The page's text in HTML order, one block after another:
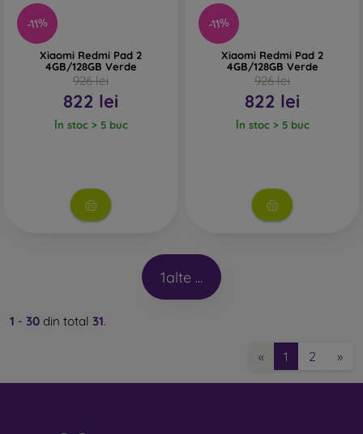
-11%
Xiaomi Redmi Pad 2
4GB/128GB Verde
926 lei
822 lei
În stoc > 5 buc
-11%
Xiaomi Redmi Pad 2
4GB/128GB Verde
926 lei
822 lei
În stoc > 5 buc
1alte ...
1 - 30 din total 31.
« 1 2 »